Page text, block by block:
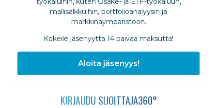
mallisalkkuihin, portfolioanalyysin ja
markkinaympäristöön.
Kokeile jäsenyyttä 14 päivää maksutta!
Aloita jäsenyys!
KIRJAUDU SIJOITTAJA360°